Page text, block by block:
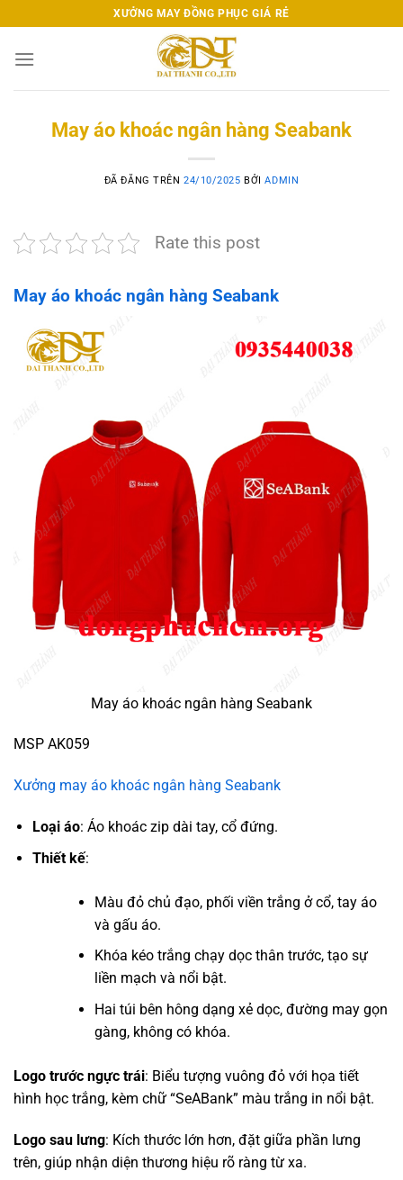
đến
nội
XƯỞNG MAY ĐỒNG PHỤC GIÁ RẺ
May áo khoác ngân hàng Seabank
ĐÃ ĐĂNG TRÊN24/10/2025 BỞIADMIN
Rate this post
May áo khoác ngân hàng Seabank
May áo khoác ngân hàng Seabank
MSP AK059
Xưởng may áo khoác ngân hàng Seabank
Loại áo: Áo khoác zip dài tay, cổ đứng.
Thiết kế:
Màu đỏ chủ đạo, phối viền trắng ở cổ, tay áo
và gấu áo.
Khóa kéo trắng chạy dọc thân trước, tạo sự
liền mạch và nổi bật.
Hai túi bên hông dạng xẻ dọc, đường may gọn
gàng, không có khóa.
Logo trước ngực trái: Biểu tượng vuông đỏ với họa tiết
hình học trắng, kèm chữ “SeABank” màu trắng in nổi bật.
Logo sau lưng: Kích thước lớn hơn, đặt giữa phần lưng
trên, giúp nhận diện thương hiệu rõ ràng từ xa.